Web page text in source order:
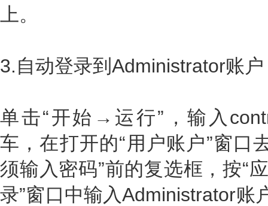
上。
3.自动登录到Administrator账户
单击“开始→运行”，输入
车，在打开的“用户账户”窗口
须输入密码”前的复选框，按“
录”窗口中输入Administrator账